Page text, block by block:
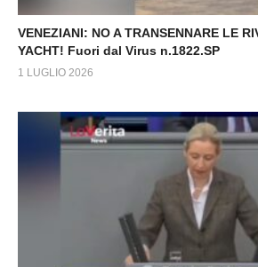
VENEZIANI: NO A TRANSENNARE LE
YACHT! Fuori dal Virus n.1822.SP
1 LUGLIO 2026